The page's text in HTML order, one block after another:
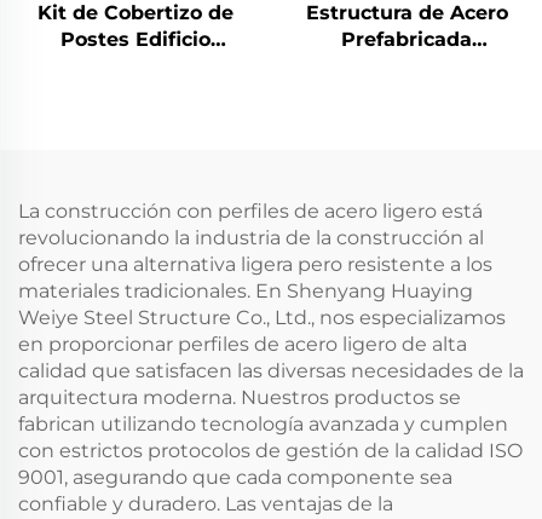
Kit de Cobertizo de
Postes Edificio
Estructura de Acero
Prefabricada
Edificio de Acero
La construcción con perfiles de acero ligero está
revolucionando la industria de la construcción al
ofrecer una alternativa ligera pero resistente a los
materiales tradicionales. En Shenyang Huaying
Weiye Steel Structure Co., Ltd., nos especializamos
en proporcionar perfiles de acero ligero de alta
calidad que satisfacen las diversas necesidades de la
arquitectura moderna. Nuestros productos se
fabrican utilizando tecnología avanzada y cumplen
con estrictos protocolos de gestión de la calidad ISO
9001, asegurando que cada componente sea
confiable y duradero. Las ventajas de la